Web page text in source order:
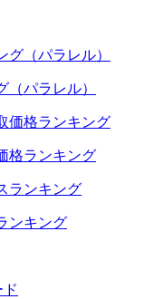
パラレル）
格ランキング
ンキング